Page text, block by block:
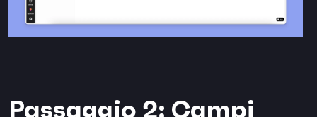
Passaggio 2: Campi